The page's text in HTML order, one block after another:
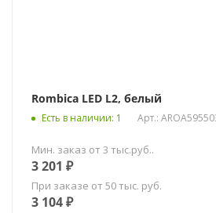
Rombica LED L2, белый
Есть в наличии: 1 Арт.:
Мин. заказ от 3 тыс.руб..
3 201 ₽
При заказе от 50 тыс. руб.
3 104₽